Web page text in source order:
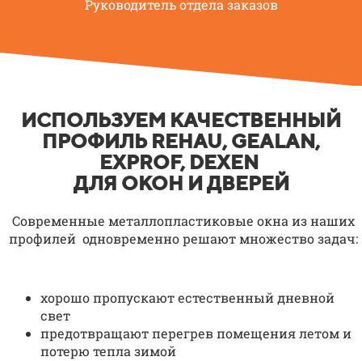
Руководитель отдела заказов
ИСПОЛЬЗУЕМ КАЧЕСТВЕННЫЙ
ПРОФИЛЬ REHAU, GEALAN,
EXPROF, DEXEN
ДЛЯ ОКОН И ДВЕРЕЙ
Современные металлопластиковые окна из наших
профилей одновременно решают множество задач:
хорошо пропускают естественный дневной
свет
предотвращают перегрев помещения летом и
потерю тепла зимой